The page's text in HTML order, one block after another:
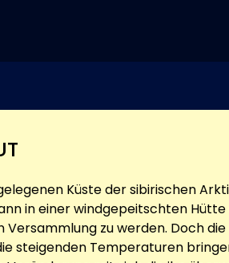
Küste der sibirischen
in einer windgepeitschten Hütte
Versammlung zu werden. Doch
steigenden Temperaturen